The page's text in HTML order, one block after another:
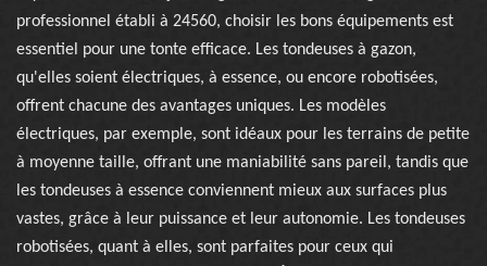
professionnel établi à 24560, choisir les bons équipements est
essentiel pour une tonte efficace. Les tondeuses à gazon,
qu'elles soient électriques, à essence, ou encore robotisées,
offrent chacune des avantages uniques. Les modèles
électriques, par exemple, sont idéaux pour les terrains de petite
à moyenne taille, offrant une maniabilité sans pareil, tandis que
les tondeuses à essence conviennent mieux aux surfaces plus
vastes, grâce à leur puissance et leur autonomie. Les tondeuses
robotisées, quant à elles, sont parfaites pour ceux qui